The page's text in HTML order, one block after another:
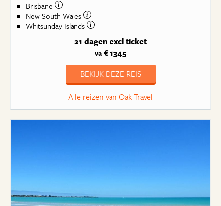
Brisbane
New South Wales
Whitsunday Islands
21 dagen excl ticket
va € 1345
BEKIJK DEZE REIS
Alle reizen van Oak Travel